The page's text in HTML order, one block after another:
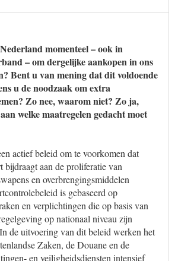
momenteel – ook in
– om dergelijke aankopen in ons
Bent u van mening dat dit voldoende
u de noodzaak om extra
Zo nee, waarom niet? Zo ja,
welke maatregelen gedacht moet
actief beleid om te voorkomen dat
bijdraagt aan de proliferatie van
en overbrengingsmiddelen
is gebaseerd op
en verplichtingen die op basis van
op nationaal niveau zijn
de uitvoering van dit beleid werken het
Zaken, de Douane en de
en veiligheidsdiensten intensief